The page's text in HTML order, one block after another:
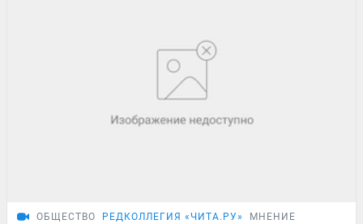
ОБЩЕСТВО РЕДКОЛЛЕГИЯ «ЧИТА.РУ» МНЕНИЕ